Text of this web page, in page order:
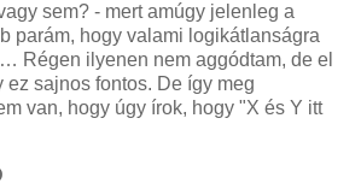
sem? - mert amúgy jelenleg a
parám, hogy valami logikátlanságra
Régen ilyenen nem aggódtam, de el
ez sajnos fontos. De így meg
van, hogy úgy írok, hogy "X és Y itt